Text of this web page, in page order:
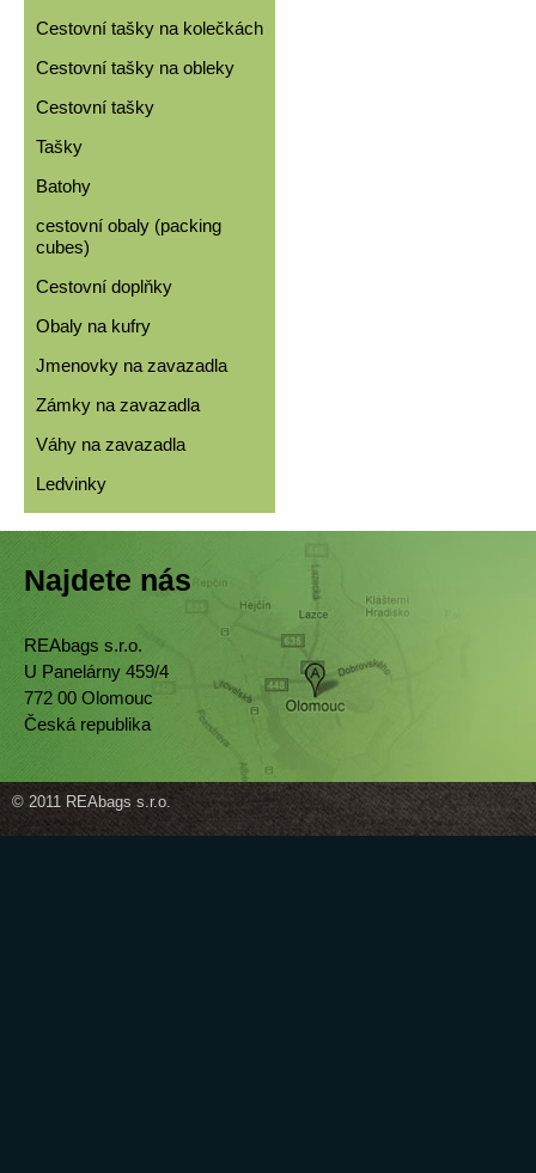
Cestovní tašky na kolečkách
Cestovní tašky na obleky
Cestovní tašky
Tašky
Batohy
cestovní obaly (packing
cubes)
Cestovní doplňky
Obaly na kufry
Jmenovky na zavazadla
Zámky na zavazadla
Váhy na zavazadla
Ledvinky
Najdete nás
REAbags s.r.o.
U Panelárny 459/4
772 00 Olomouc
Česká republika
© 2011 REAbags s.r.o.